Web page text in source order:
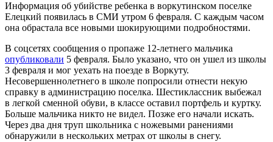
Информация об убийстве ребенка в воркутинском поселке
Елецкий появилась в СМИ утром 6 февраля. С каждым часом
она обрастала все новыми шокирующими подробностями.
В соцсетях сообщения о пропаже 12-летнего мальчика
опубликовали 5 февраля. Было указано, что он ушел из школы
3 февраля и мог уехать на поезде в Воркуту.
Несовершеннолетнего в школе попросили отнести некую
справку в администрацию поселка. Шестиклассник выбежал
в легкой сменной обуви, в классе оставил портфель и куртку.
Больше мальчика никто не видел. Позже его начали искать.
Через два дня труп школьника с ножевыми ранениями
обнаружили в нескольких метрах от школы в снегу.